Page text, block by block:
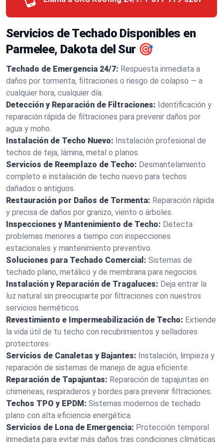
Servicios de Techado Disponibles en
Parmelee, Dakota del Sur 🎯
Techado de Emergencia 24/7: Respuesta inmediata a
daños por tormenta, filtraciones o riesgo de colapso — a
cualquier hora, cualquier día.
Detección y Reparación de Filtraciones: Identificación y
reparación rápida de filtraciones para prevenir daños por
agua y moho.
Instalación de Techo Nuevo: Instalación profesional de
techos de teja, lámina, metal o planos.
Servicios de Reemplazo de Techo: Desmantelamiento
completo e instalación de techo nuevo para techos
dañados o antiguos.
Restauración por Daños de Tormenta: Reparación rápida
y precisa de daños por granizo, viento o árboles.
Inspecciones y Mantenimiento de Techo: Detecta
problemas menores a tiempo con inspecciones
estacionales y mantenimiento preventivo.
Soluciones para Techado Comercial: Sistemas de
techado plano, metálico y de membrana para negocios.
Instalación y Reparación de Tragaluces: Deja entrar la
luz natural sin preocuparte por filtraciones con nuestros
servicios herméticos.
Revestimiento e Impermeabilización de Techo: Extiende
la vida útil de tu techo con recubrimientos y selladores
protectores.
Servicios de Canaletas y Bajantes: Instalación, limpieza y
reparación de sistemas de manejo de agua eficiente.
Reparación de Tapajuntas: Reparación de tapajuntas en
chimeneas, respiraderos y bordes para prevenir filtraciones.
Techos TPO y EPDM: Sistemas modernos de techado
plano con alta eficiencia energética.
Servicios de Lona de Emergencia: Protección temporal
inmediata para evitar más daños tras condiciones climáticas